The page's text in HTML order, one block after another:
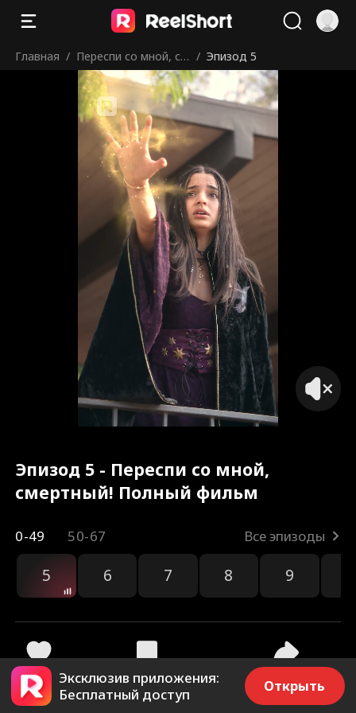
Главная / Переспи со мной, см
ертный!
/ Эпизод 5
Эпизод 5 - Переспи со мной,
смертный! Полный фильм
0-49 50-67 Все эпизоды
5 6 7 8 9
303 2.6k Поделиться
Эксклюзив приложения:
Бесплатный доступ
Открыть